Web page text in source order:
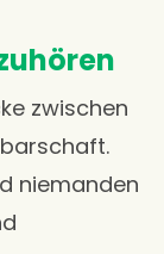
zwischen
niemanden